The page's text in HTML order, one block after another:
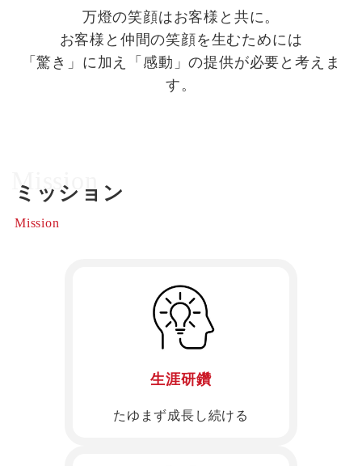
万燈の笑顔はお客様と共に。
お客様と仲間の笑顔を生むためには
「驚き」に加え「感動」の提供が必要と考えま
す。
Mission
ミッション
Mission
生涯研鑽
たゆまず成長し続ける